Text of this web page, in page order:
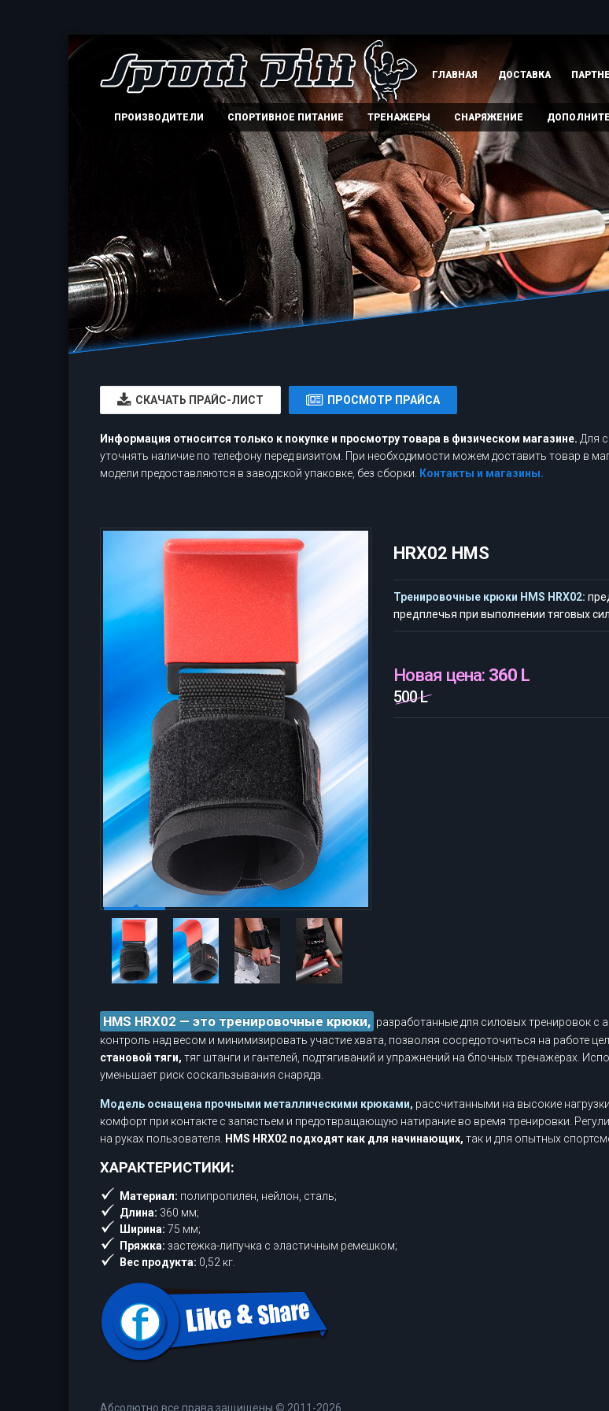
ГЛАВНАЯ ДОСТАВКА
ПРОИЗВОДИТЕЛИ СПОРТИВНОЕ ПИТАНИЕ ТРЕНАЖЕРЫ СНАРЯЖЕНИЕ
CКАЧАТЬ ПРАЙС-ЛИСТ ПРОСМОТР ПРАЙСА
Информация относится только к покупке и просмотру товара в физическом магазине. Для
уточнять наличие по телефону перед визитом. При необходимости можем доставить товар в
модели предоставляются в заводской упаковке, без сборки.
Контакты и магазины.
HRX02 HMS
Тренировочные крюки HMS HRX02:
предплечья при выполнении тяговых
Новая цена: 360 L
500 L
HMS HRX02 — это тренировочные крюки, разработанные для силовых тренировок с
контроль над весом и минимизировать участие хвата, позволяя сосредоточиться на работе
становой тяги, тяг штанги и гантелей, подтягиваний и упражнений на блочных тренажёрах.
уменьшает риск соскальзывания снаряда.
Модель оснащена прочными металлическими крюками, рассчитанными на высокие
комфорт при контакте с запястьем и предотвращающую натирание во время тренировки.
на руках пользователя.
HMS HRX02 подходят как для начинающих, так и для опытных
ХАРАКТЕРИСТИКИ:
Материал: полипропилен, нейлон, сталь;
Длина: 360 мм;
Ширина: 75 мм;
Пряжка: застежка-липучка с эластичным ремешком;
Вес продукта: 0,52 кг.
Абсолютно все права защищены © 2011-2026